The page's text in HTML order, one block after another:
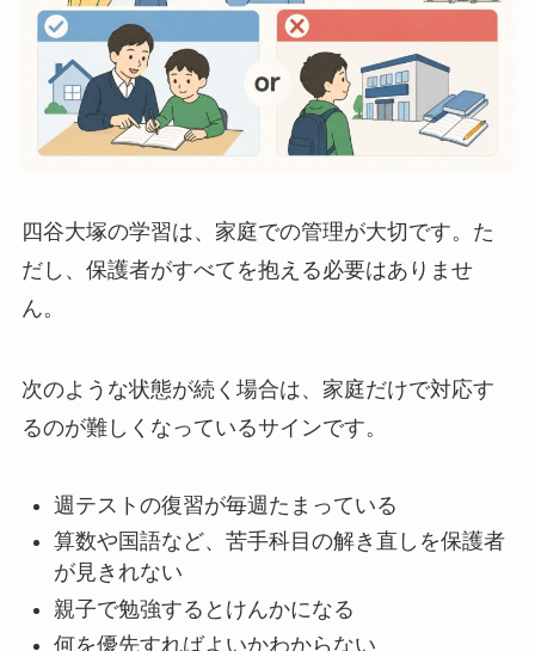
四谷大塚の学習は、家庭での管理が大切です。た
だし、保護者がすべてを抱える必要はありませ
ん。
次のような状態が続く場合は、家庭だけで対応す
るのが難しくなっているサインです。
週テストの復習が毎週たまっている
算数や国語など、苦手科目の解き直しを保護者
が見きれない
親子で勉強するとけんかになる
何を優先すればよいかわからない